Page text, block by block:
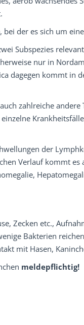
, bei der es sich um
Subspezies
nur in
dagegen kommt in
zahlreiche
der
Verlauf kommt es
Zecken etc.,
Bakterien
mit Hasen,
meldepflichtig!